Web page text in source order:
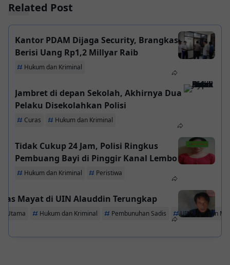
Related Post
Kantor PDAM Dijaga Security, Brangkas
Berisi Uang Rp1,2 Millyar Raib
Hukum dan Kriminal
Jambret di depan Sekolah, Akhirnya Dua
Pelaku Disekolahkan Polisi
Curas Hukum dan Kriminal
Tidak Cukup 24 Jam, Polisi Ringkus
Pembuang Bayi di Pinggir Kanal Lembo
Hukum dan Kriminal Peristiwa
Mayat di UIN Alauddin Terungkap
Utama Hukum dan Kriminal Pembunuhan Sadis UIN Alauddin